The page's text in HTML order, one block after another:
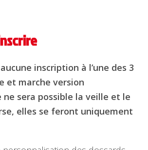
inscription à l’une des 3
et marche version
ne sera possible la veille et le
elles se feront uniquement